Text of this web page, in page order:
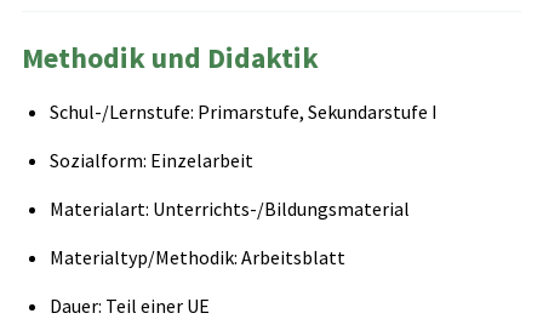
Methodik und Didaktik
Schul-/Lernstufe: Primarstufe, Sekundarstufe I
Sozialform: Einzelarbeit
Materialart: Unterrichts-/Bildungsmaterial
Materialtyp/Methodik: Arbeitsblatt
Dauer: Teil einer UE